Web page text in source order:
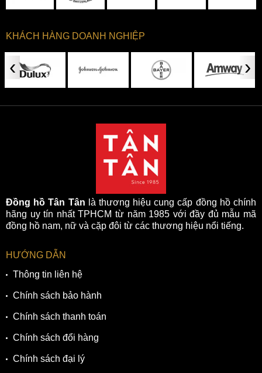
KHÁCH HÀNG DOANH NGHIỆP
‹ ›
Đồng hồ Tân Tân là thương hiệu cung cấp đồng hồ chính
hãng uy tín nhất TPHCM từ năm 1985 với đầy đủ mẫu mã
đồng hồ nam, nữ và cặp đôi từ các thương hiệu nổi tiếng.
HƯỚNG DẪN
Thông tin liên hệ
Chính sách bảo hành
Chính sách thanh toán
Chính sách đổi hàng
Chính sách đại lý